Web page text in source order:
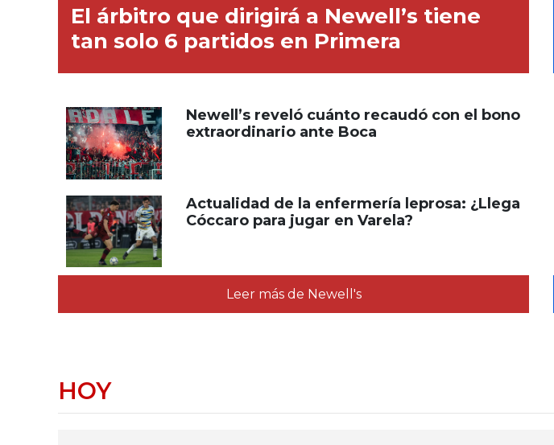
El árbitro que dirigirá a Newell’s tiene
tan solo 6 partidos en Primera
Newell’s reveló cuánto recaudó con el bono
extraordinario ante Boca
Actualidad de la enfermería leprosa: ¿Llega
Cóccaro para jugar en Varela?
Leer más de Newell's
HOY